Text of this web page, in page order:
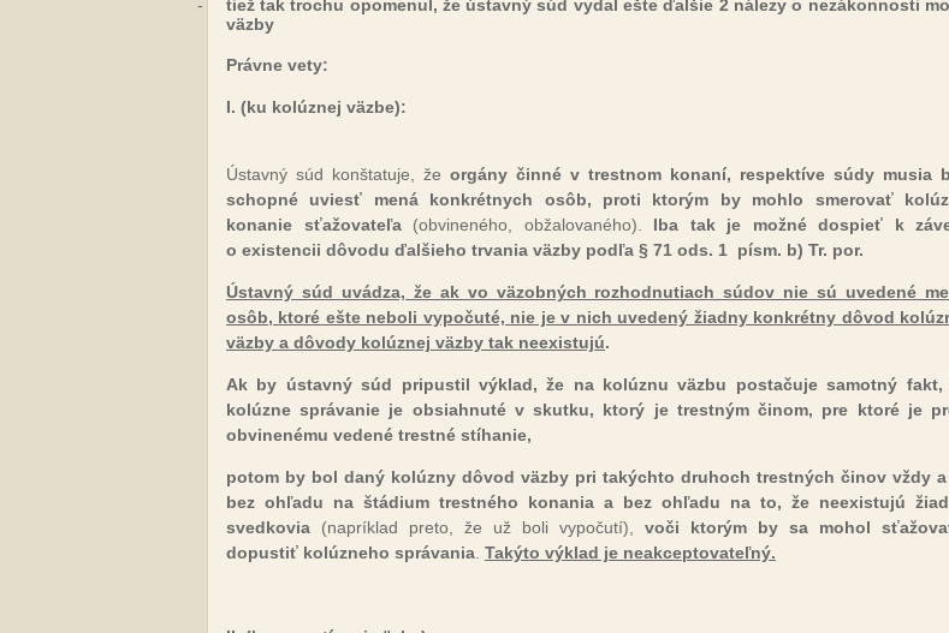
-
tiež tak trochu opomenul, že ústavný súd vydal ešte ďalšie 2 nálezy o nezákonnosti
väzby
Právne vety:
I. (ku kolúznej väzbe):
Ústavný súd konštatuje, že orgány činné v trestnom konaní, respektíve súdy musia
schopné uviesť mená konkrétnych osôb, proti ktorým by mohlo smerovať
konanie sťažovateľa(obvineného, obžalovaného). Iba tak je možné dospieť k
o existencii dôvodu ďalšieho trvania väzby podľa § 71 ods. 1 písm. b) Tr. por.
Ústavný súd uvádza, že ak vo väzobných rozhodnutiach súdov nie sú uvedené
osôb, ktoré ešte neboli vypočuté, nie je v nich uvedený žiadny konkrétny dôvod
väzby a dôvody kolúznej väzby tak neexistujú.
Ak by ústavný súd pripustil výklad, že na kolúznu väzbu postačuje samotný fakt,
kolúzne správanie je obsiahnuté v skutku, ktorý je trestným činom, pre ktoré je
obvinenému vedené trestné stíhanie,
potom by bol daný kolúzny dôvod väzby pri takýchto druhoch trestných činov vždy
bez ohľadu na štádium trestného konania a bez ohľadu na to, že neexistujú
svedkovia (napríklad preto, že už boli vypočutí), voči ktorým by sa mohol
dopustiť kolúzneho správania Takýto výklad je neakceptovateľný.